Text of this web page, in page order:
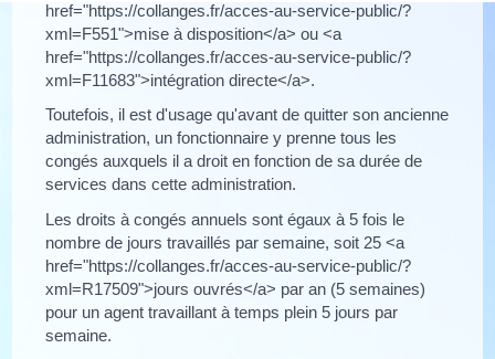
href="https://collanges.fr/acces-au-service-public/?
xml=F551">mise à disposition</a> ou <a
href="https://collanges.fr/acces-au-service-public/?
xml=F11683">intégration directe</a>.
Toutefois, il est d'usage qu'avant de quitter son ancienne
administration, un fonctionnaire y prenne tous les
congés auxquels il a droit en fonction de sa durée de
services dans cette administration.
Les droits à congés annuels sont égaux à 5 fois le
nombre de jours travaillés par semaine, soit 25 <a
href="https://collanges.fr/acces-au-service-public/?
xml=R17509">jours ouvrés</a> par an (5 semaines)
pour un agent travaillant à temps plein 5 jours par
semaine.